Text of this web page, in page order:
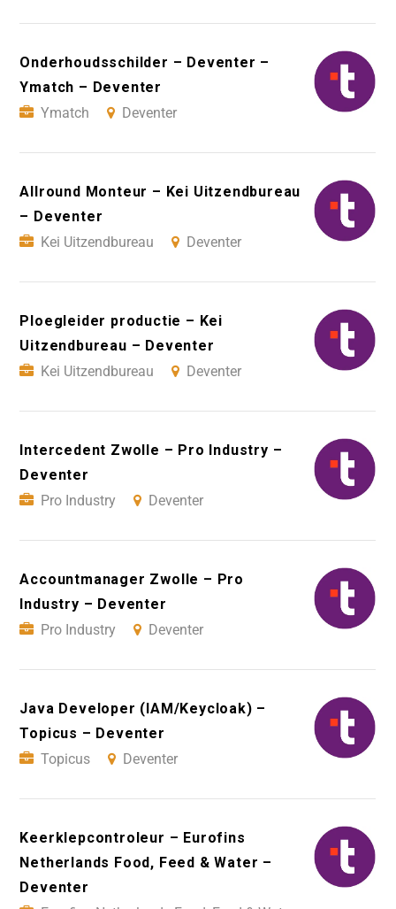
Onderhoudsschilder – Deventer –
Ymatch – Deventer
Ymatch
Deventer
Allround Monteur – Kei Uitzendbureau
– Deventer
Kei Uitzendbureau
Deventer
Ploegleider productie – Kei
Uitzendbureau – Deventer
Kei Uitzendbureau
Deventer
Intercedent Zwolle – Pro Industry –
Deventer
Pro Industry
Deventer
Accountmanager Zwolle – Pro
Industry – Deventer
Pro Industry
Deventer
Java Developer (IAM/Keycloak) –
Topicus – Deventer
Topicus
Deventer
Keerklepcontroleur – Eurofins
Netherlands Food, Feed & Water –
Deventer